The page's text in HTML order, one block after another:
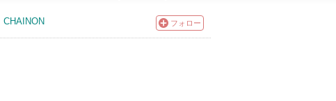
CHAINON フォロー